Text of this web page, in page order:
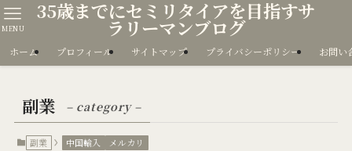
35歳までにセミリタイアを目指すサ
ラリーマンブログ
MENU
ホーム プロフィール サイトマップ プライバシーポリシー お問い
副業 – category –
副業 中国輸入 メルカリ